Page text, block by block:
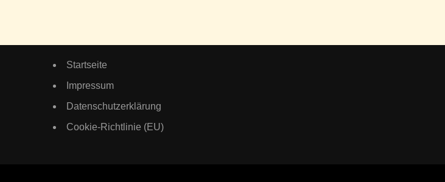
Startseite
Impressum
Datenschutzerklärung
Cookie-Richtlinie (EU)